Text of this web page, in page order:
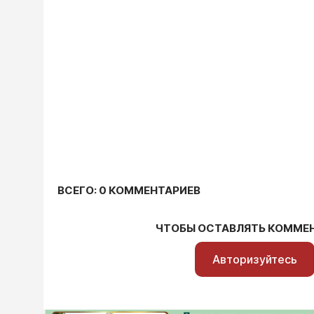
ВСЕГО: 0 КОММЕНТАРИЕВ
ЧТОБЫ ОСТАВЛЯТЬ
Авторизуйтесь